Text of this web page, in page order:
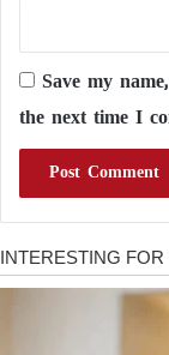
Save my
the next time I